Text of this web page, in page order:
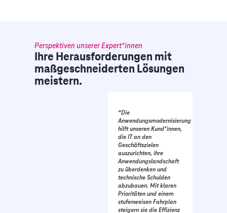
Perspektiven unserer Expert*innen
Ihre Herausforderungen mit
maßgeschneiderten Lösungen
meistern.
“Die
Anwendungsmodernisierung
hilft unseren Kund*innen,
die IT an den
Geschäftszielen
auszurichten, ihre
Anwendungslandschaft
zu überdenken und
technische Schulden
abzubauen. Mit klaren
Prioritäten und einem
stufenweisen Fahrplan
steigern sie die Effizienz